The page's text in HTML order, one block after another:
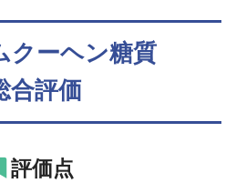
クーヘン糖質
合評価
評価点